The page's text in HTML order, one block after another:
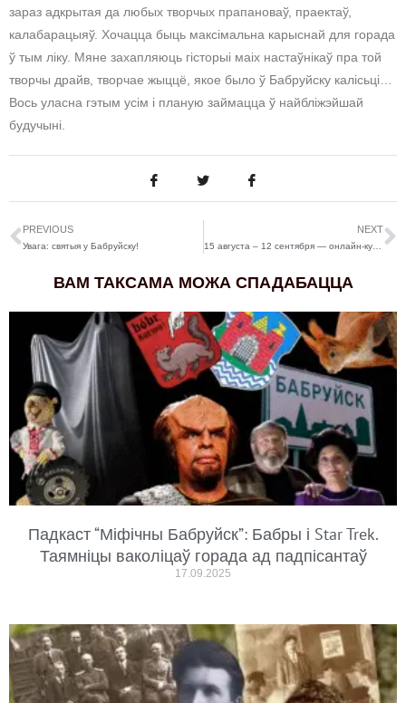
зараз адкрытая да любых творчых прапановаў, праектаў,
калабарацыяў. Хочацца быць максімальна карыснай для горада
ў тым ліку. Мяне захапляюць гісторыі маіх настаўнікаў пра той
творчы драйв, творчае жыццё, якое было ў Бабруйску калісьці…
Вось уласна гэтым усім і планую займацца ў найбліжэйшай
будучыні.
PREVIOUS
Увага: святыя у Бабруйску!
NEXT
15 августа – 12 сентября — онлайн-курс для женщин Wonder Women
ВАМ ТАКСАМА МОЖА СПАДАБАЦЦА
Падкаст “Міфічны Бабруйск”: Бабры і Star Trek.
Таямніцы ваколіцаў горада ад падпісантаў
17.09.2025